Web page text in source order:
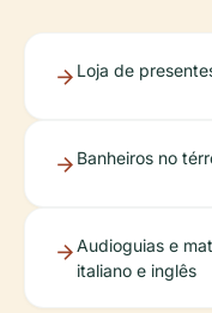
Loja de
Banheiros no
Audioguias e
italiano e inglês